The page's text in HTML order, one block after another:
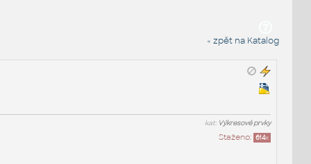
« zpět na Katalog
kat: Výkresové prvky
Staženo: 614x